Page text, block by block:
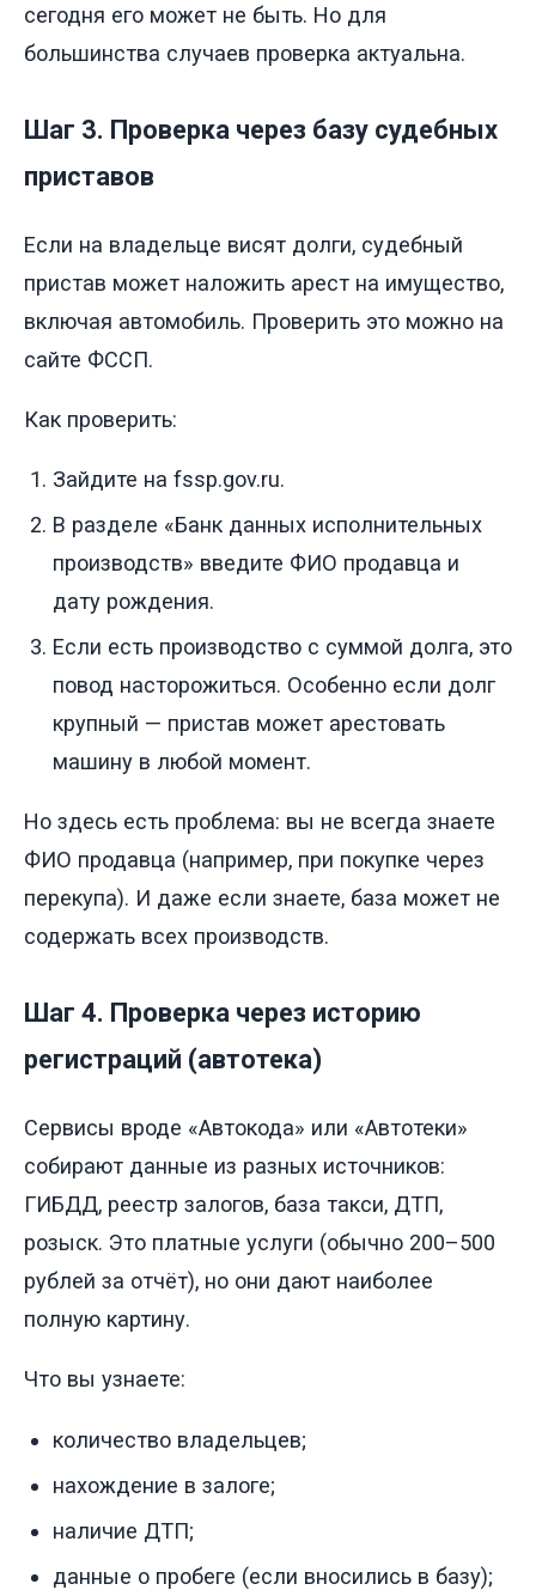
сегодня его может не быть. Но для
большинства случаев проверка актуальна.
Шаг 3. Проверка через базу судебных
приставов
Если на владельце висят долги, судебный
пристав может наложить арест на имущество,
включая автомобиль. Проверить это можно на
сайте ФССП.
Как проверить:
Зайдите на fssp.gov.ru.
В разделе «Банк данных исполнительных
производств» введите ФИО продавца и
дату рождения.
Если есть производство с суммой долга, это
повод насторожиться. Особенно если долг
крупный — пристав может арестовать
машину в любой момент.
Но здесь есть проблема: вы не всегда знаете
ФИО продавца (например, при покупке через
перекупа). И даже если знаете, база может не
содержать всех производств.
Шаг 4. Проверка через историю
регистраций (автотека)
Сервисы вроде «Автокода» или «Автотеки»
собирают данные из разных источников:
ГИБДД, реестр залогов, база такси, ДТП,
розыск. Это платные услуги (обычно 200–500
рублей за отчёт), но они дают наиболее
полную картину.
Что вы узнаете:
количество владельцев;
нахождение в залоге;
наличие ДТП;
данные о пробеге (если вносились в базу);